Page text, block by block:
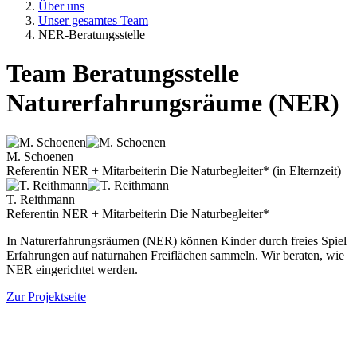
Über uns
Unser gesamtes Team
NER-Beratungsstelle
Team Beratungsstelle
Naturerfahrungsräume (NER)
M. Schoenen
Referentin NER + Mitarbeiterin Die Naturbegleiter* (in Elternzeit)
T. Reithmann
Referentin NER + Mitarbeiterin Die Naturbegleiter*
In Naturerfahrungsräumen (NER) können Kinder durch freies Spiel
Erfahrungen auf naturnahen Freiflächen sammeln. Wir beraten, wie
NER eingerichtet werden.
Zur Projektseite